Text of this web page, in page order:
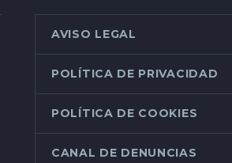
AVISO LEGAL
POLÍTICA DE PRIVACIDAD
POLÍTICA DE COOKIES
CANAL DE DENUNCIAS